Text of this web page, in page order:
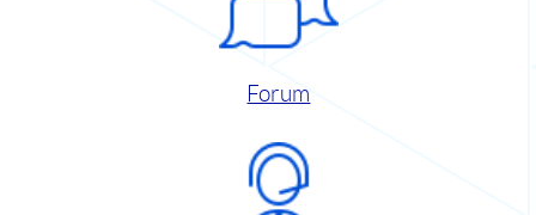
Forum